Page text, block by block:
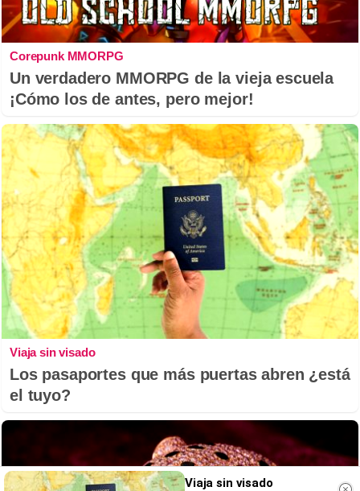
Corepunk MMORPG
Un verdadero MMORPG de la vieja escuela
¡Cómo los de antes, pero mejor!
Viaja sin visado
Los pasaportes que más puertas abren ¿está
el tuyo?
Viaja sin visado